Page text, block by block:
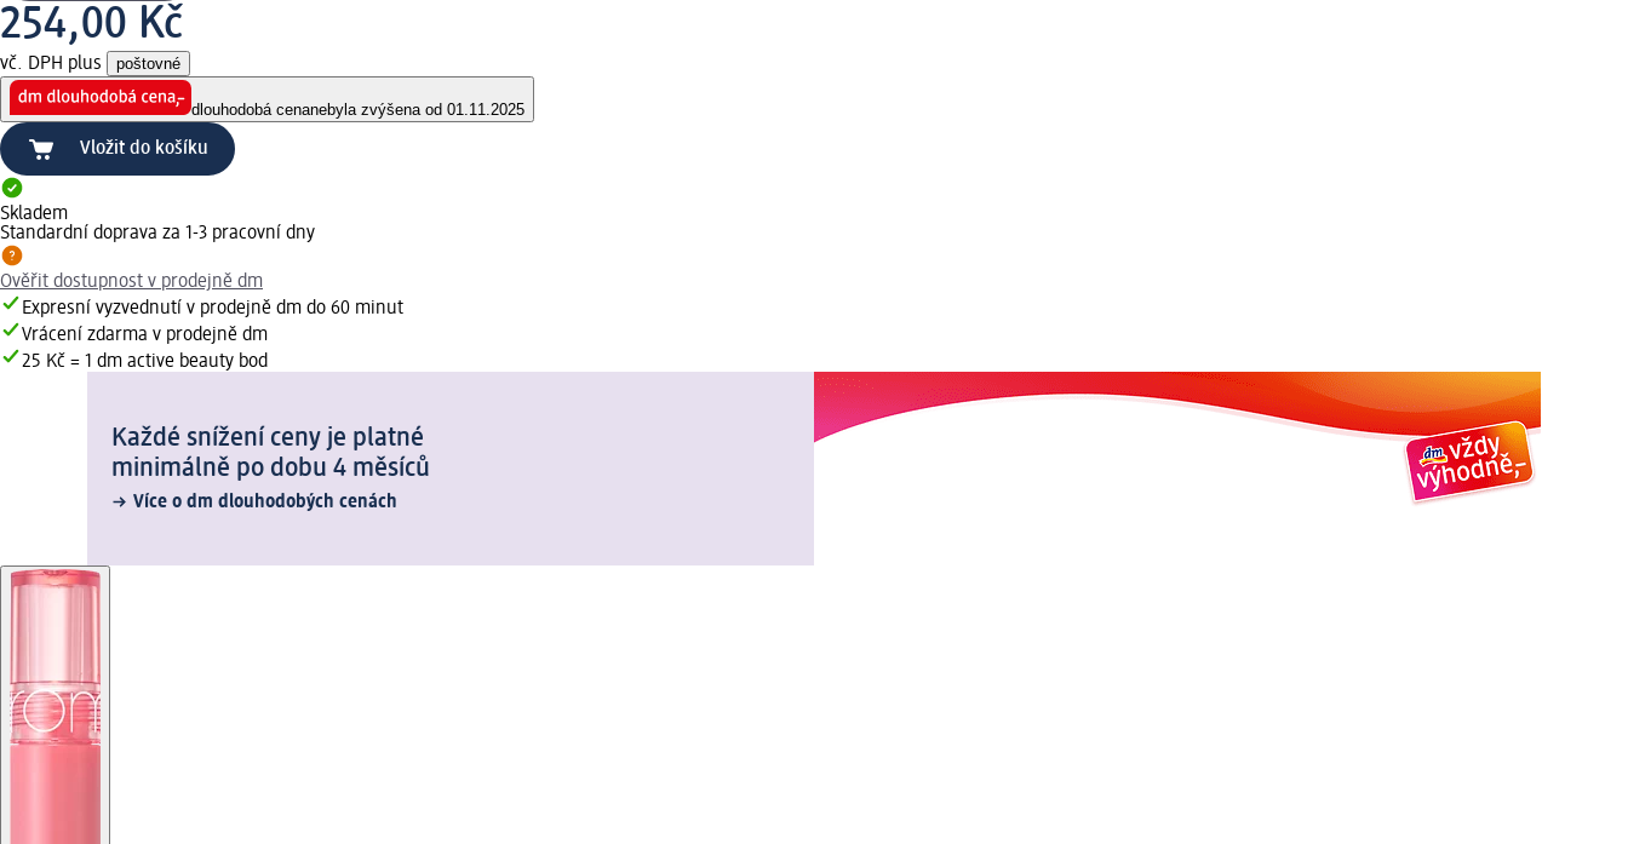
254,00 Kč
vč. DPH plus poštovné
dlouhodobá cenanebyla zvýšena od 01.11.2025
Vložit do košíku
Skladem
Standardní doprava za 1-3 pracovní dny
Ověřit dostupnost v prodejně dm
Expresní vyzvednutí v prodejně dm do 60 minut
Vrácení zdarma v prodejně dm
25 Kč = 1 dm active beauty bod
Každé snížení ceny je platné
minimálně po dobu 4 měsíců
Více o dm dlouhodobých cenách